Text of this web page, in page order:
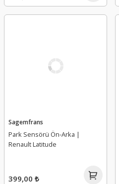
Sagemfrans
Park Sensörü Ön-Arka |
Renault Latitude
399,00 ₺